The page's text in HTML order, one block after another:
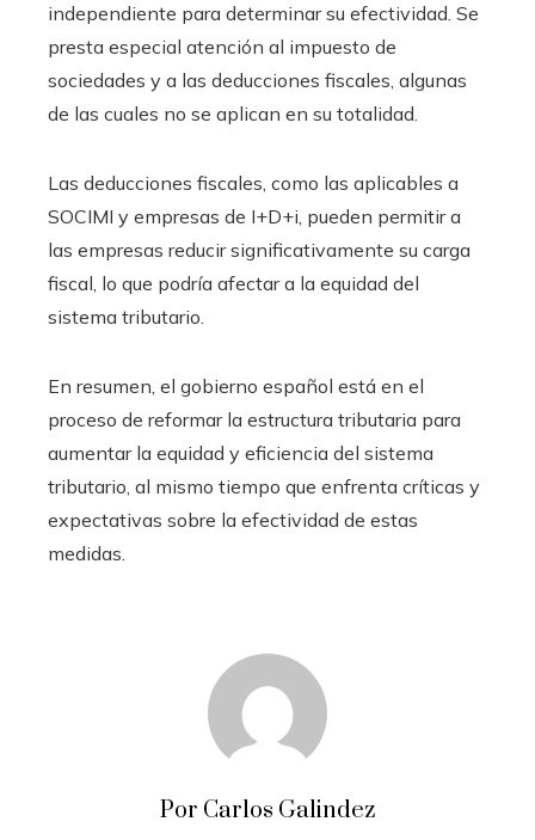
independiente para determinar su efectividad. Se
presta especial atención al impuesto de
sociedades y a las deducciones fiscales, algunas
de las cuales no se aplican en su totalidad.
Las deducciones fiscales, como las aplicables a
SOCIMI y empresas de I+D+i, pueden permitir a
las empresas reducir significativamente su carga
fiscal, lo que podría afectar a la equidad del
sistema tributario.
En resumen, el gobierno español está en el
proceso de reformar la estructura tributaria para
aumentar la equidad y eficiencia del sistema
tributario, al mismo tiempo que enfrenta críticas y
expectativas sobre la efectividad de estas
medidas.
Por Carlos Galindez